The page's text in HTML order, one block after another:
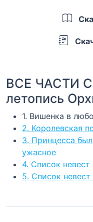
ВСЕ ЧАСТИ
летопись
1. Вишенка в
2. Королевская
3. Принцесса
ужасное
4. Список
5. Список невест